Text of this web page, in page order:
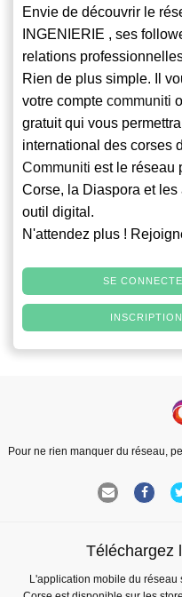
Envie de découvrir le
INGENIERIE , ses
relations
Rien de plus simple. Il
votre compte communiti
gratuit qui vous
international des corses
Communiti est le réseau
Corse, la Diaspora et
outil digital.
N'attendez plus !
SE
INSCRIPTION
Pour ne rien manquer du réseau,
Téléchargez
L'application mobile du